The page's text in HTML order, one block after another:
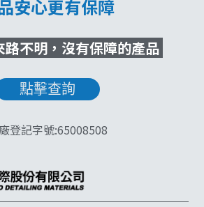
安心更有保障
路不明，沒有保障的產品
登記字號:65008508